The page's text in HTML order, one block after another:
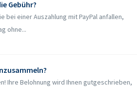
Gebühr?
bei einer Auszahlung mit PayPal anfallen,
ohne...
Ihre Belohnung wird Ihnen gutgeschrieben,